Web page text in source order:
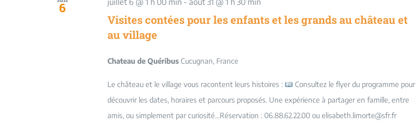
6
Visites contées pour les enfants et les grands au château et
au village
Chateau de Quéribus Cucugnan, France
Le château et le village vous racontent leurs histoires :
Consultez le flyer du programme pour
découvrir les dates, horaires et parcours proposés. Une expérience à partager en famille, entre
amis, ou simplement par curiosité…Réservation : 06.88.62.22.00 ou elisabeth.limorte@sfr.fr